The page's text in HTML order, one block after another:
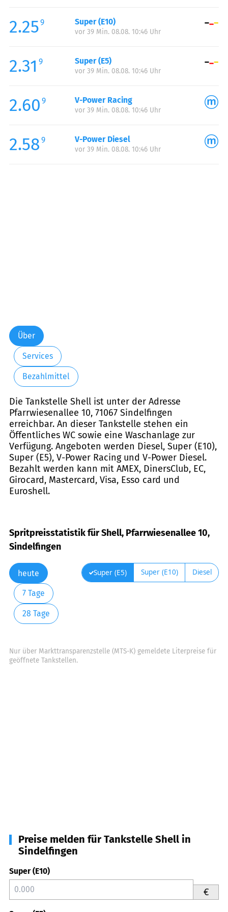
Samstag:
06:00-22:00
Sonntag:
2.259 Super (E10)
vor 39 Min. 08.08. 10:46 Uhr
2.31 9 Super (E5)
vor 39 Min. 08.08. 10:46 Uhr
2.60 9 V-Power Racing
vor 39 Min. 08.08. 10:46 Uhr
2.58 9 V-Power Diesel
vor 39 Min. 08.08. 10:46 Uhr
Über
Services
Bezahlmittel
Die Tankstelle Shell ist unter der Adresse
Pfarrwiesenallee 10, 71067 Sindelfingen
erreichbar. An dieser Tankstelle stehen ein
Öffentliches WC sowie eine Waschanlage zur
Verfügung. Angeboten werden Diesel, Super (E10),
Super (E5), V-Power Racing und V-Power Diesel.
Bezahlt werden kann mit AMEX, DinersClub, EC,
Girocard, Mastercard, Visa, Esso card und
Euroshell.
Spritpreisstatistik für Shell, Pfarrwiesenallee 10,
Sindelfingen
heute
7 Tage
28 Tage
Super (E5) Super (E10) Diesel
Nur über Markttransparenzstelle (MTS-K) gemeldete Literpreise für
geöffnete Tankstellen.
Preise melden für Tankstelle Shell in
Sindelfingen
Super (E10)
€